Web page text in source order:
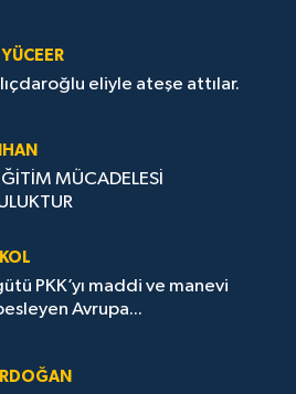
eliyle ateşe attılar.
MÜCADELESİ
PKK’yı maddi ve manevi
Avrupa...